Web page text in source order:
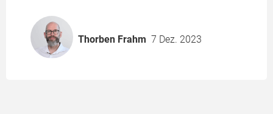
Thorben Frahm 7 Dez. 2023